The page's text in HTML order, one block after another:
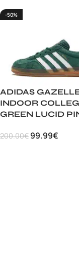
-50%
ADIDAS
INDOOR
GREEN LUCID
200.00€ 99.99€